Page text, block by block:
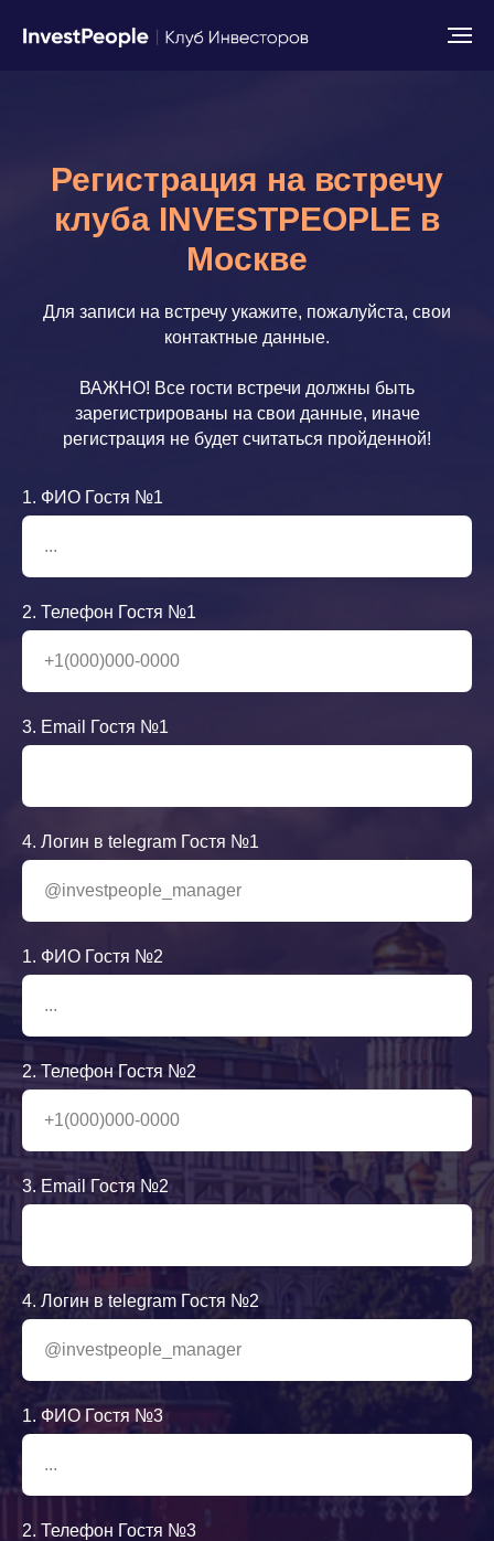
Регистрация на встречу
клуба INVESTPEOPLE в
Москве
Для записи на встречу укажите, пожалуйста, свои
контактные данные.
ВАЖНО! Все гости встречи должны быть
зарегистрированы на свои данные, иначе
регистрация не будет считаться пройденной!
1. ФИО Гостя №1
2. Телефон Гостя №1
3. Email Гостя №1
4. Логин в telegram Гостя №1
1. ФИО Гостя №2
2. Телефон Гостя №2
3. Email Гостя №2
4. Логин в telegram Гостя №2
1. ФИО Гостя №3
2. Телефон Гостя №3